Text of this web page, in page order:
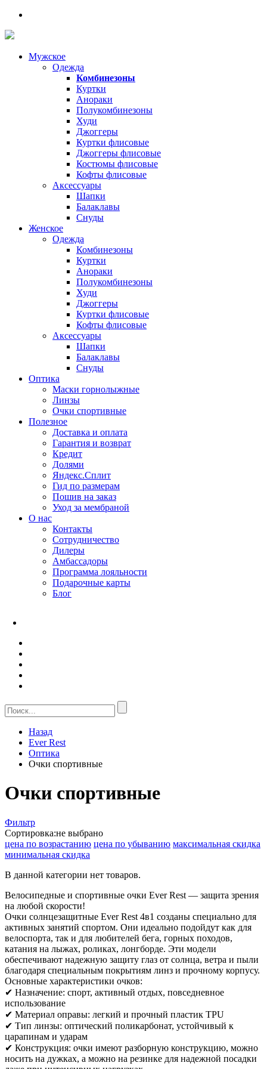
Мужское
Одежда
Комбинезоны
Куртки
Анораки
Полукомбинезоны
Худи
Джоггеры
Куртки флисовые
Джоггеры флисовые
Костюмы флисовые
Кофты флисовые
Аксессуары
Шапки
Балаклавы
Снуды
Женское
Одежда
Комбинезоны
Куртки
Анораки
Полукомбинезоны
Худи
Джоггеры
Куртки флисовые
Кофты флисовые
Аксессуары
Шапки
Балаклавы
Снуды
Оптика
Маски горнолыжные
Линзы
Очки спортивные
Полезное
Доставка и оплата
Гарантия и возврат
Кредит
Долями
Яндекс.Сплит
Гид по размерам
Пошив на заказ
Уход за мембраной
О нас
Контакты
Сотрудничество
Дилеры
Амбассадоры
Программа лояльности
Подарочные карты
Блог
Назад
Ever Rest
Оптика
Очки спортивные
Очки спортивные
Фильтр
Сортировка:не выбрано
цена по возрастанию цена по убыванию максимальная скидка
минимальная скидка
В данной категории нет товаров.
Велосипедные и спортивные очки Ever Rest — защита зрения
на любой скорости!
Очки солнцезащитные Ever Rest 4в1 созданы специально для
активных занятий спортом. Они идеально подойдут как для
велоспорта, так и для любителей бега, горных походов,
катания на лыжах, роликах, лонгборде. Эти модели
обеспечивают надежную защиту глаз от солнца, ветра и пыли
благодаря специальным покрытиям линз и прочному корпусу.
Основные характеристики очков:
✔ Назначение: спорт, активный отдых, повседневное
использование
✔ Материал оправы: легкий и прочный пластик TPU
✔ Тип линзы: оптический поликарбонат, устойчивый к
царапинам и ударам
✔ Конструкция: очки имеют разборную конструкцию, можно
носить на дужках, а можно на резинке для надежной посадки